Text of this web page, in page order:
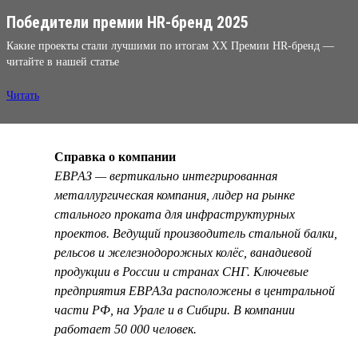
Победители премии HR-бренд 2025
Какие проекты стали лучшими по итогам XX Премии HR-бренд —
читайте в нашей статье
Читать
Справка о компании
ЕВРАЗ — вертикально интегрированная
металлургическая компания, лидер на рынке
стального проката для инфраструктурных
проектов. Ведущий производитель стальной балки,
рельсов и железнодорожных колёс, ванадиевой
продукции в России и странах СНГ. Ключевые
предприятия ЕВРАЗа расположены в центральной
части РФ, на Урале и в Сибири. В компании
работает 50 000 человек.